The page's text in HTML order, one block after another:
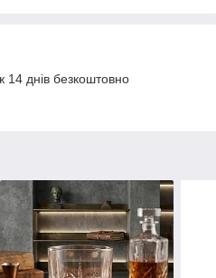
днів безкоштовно